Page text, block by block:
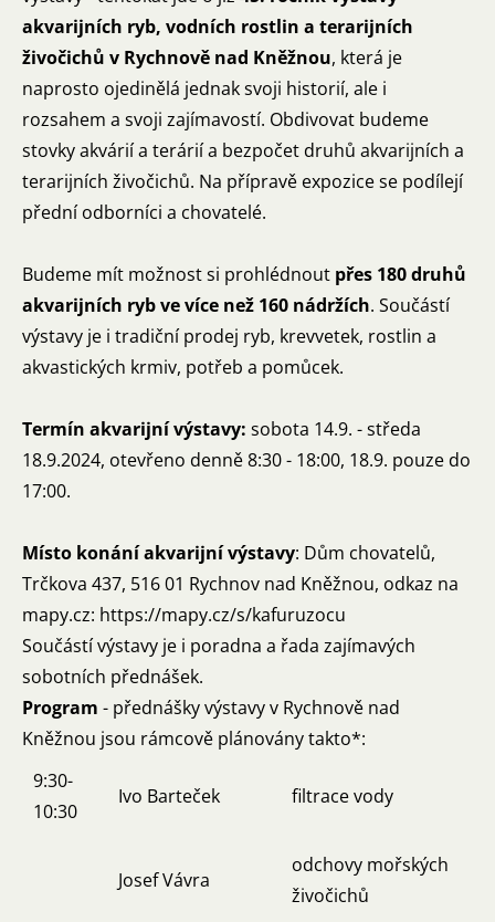
akvarijních ryb, vodních rostlin a terarijních
živočichů v Rychnově nad Kněžnou, která je
naprosto ojedinělá jednak svoji historií, ale i
rozsahem a svoji zajímavostí. Obdivovat budeme
stovky akvárií a terárií a bezpočet druhů akvarijních a
terarijních živočichů. Na přípravě expozice se podílejí
přední odborníci a chovatelé.
Budeme mít možnost si prohlédnout přes 180 druhů
akvarijních ryb ve více než 160 nádržích. Součástí
výstavy je i tradiční prodej ryb, krevvetek, rostlin a
akvastických krmiv, potřeb a pomůcek.
Termín akvarijní výstavy: sobota 14.9. - středa
18.9.2024, otevřeno denně 8:30 - 18:00, 18.9. pouze do
17:00.
Místo konání akvarijní výstavy: Dům chovatelů,
Trčkova 437, 516 01 Rychnov nad Kněžnou, odkaz na
mapy.cz: https://mapy.cz/s/kafuruzocu
Součástí výstavy je i poradna a řada zajímavých
sobotních přednášek.
Program - přednášky výstavy v Rychnově nad
Kněžnou jsou rámcově plánovány takto*:
9:30-
10:30
Ivo Barteček filtrace vody
Josef Vávra
odchovy mořských
živočichů